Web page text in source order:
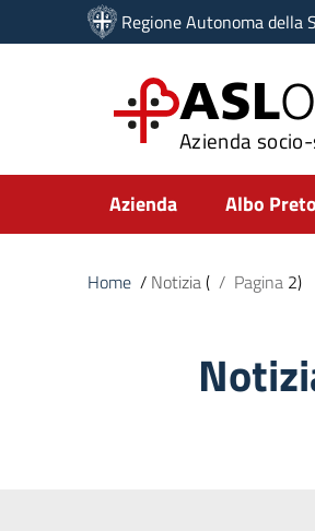
Vai ai contenuti
Vai al menu di navigazione
Regione Autonoma della
ASL
Azienda
Submenu
Azienda Albo
Home / Notizia( / Pagina 2)